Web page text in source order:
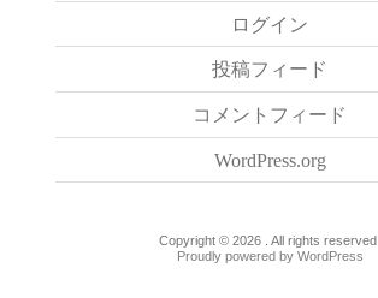
ログイン
投稿フィード
コメントフィード
WordPress.org
Copyright © 2026 . All rights reserved.
Proudly powered by WordPress